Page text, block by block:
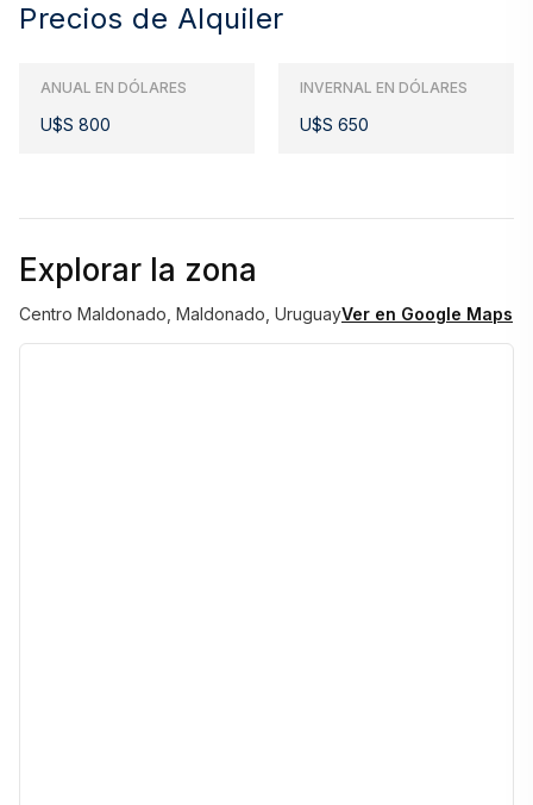
Precios de Alquiler
ANUAL EN DÓLARES
U$S 800
INVERNAL EN DÓLARES
U$S 650
Explorar la zona
Centro Maldonado, Maldonado, UruguayVer en Google Maps